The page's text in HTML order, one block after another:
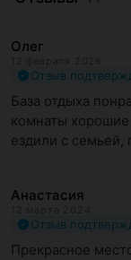
Олег
Отзыв
База отдыха
комнаты хорошие
ездили с семьей,
Анастасия
Отзыв
Прекрасное